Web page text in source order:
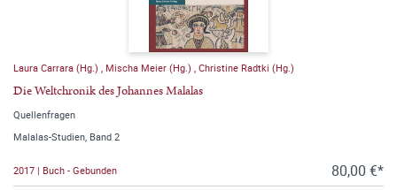
Laura Carrara (Hg.) Mischa Meier (Hg.) Christine Radtki (Hg.)
Die Weltchronik des Johannes Malalas
Quellenfragen
Malalas-Studien, Band 2
2017 | Buch - Gebunden 80,00 €*